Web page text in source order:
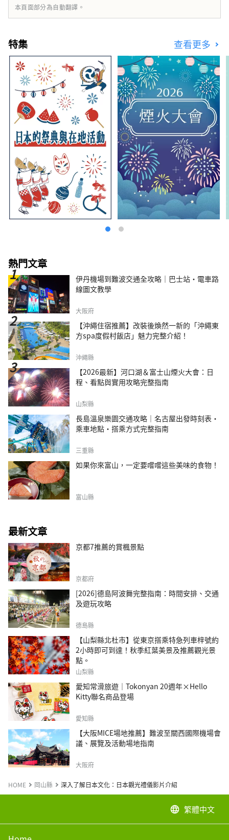
本頁面部分為自動翻譯。
特集 查看更多
熱門文章
伊丹機場到難波交通全攻略｜巴士站・電車路
線圖文教學
大阪府
【沖繩住宿推薦】改裝後煥然一新的「沖繩東
方spa度假村飯店」魅力完整介紹！
沖繩縣
【2026最新】河口湖＆富士山煙火大會：日
程、看點與實用攻略完整指南
山梨縣
長島溫泉樂園交通攻略｜名古屋出發時刻表・
乘車地點・搭乘方式完整指南
三重縣
如果你來富山，一定要嚐嚐這些美味的食物！
富山縣
最新文章
京都7推薦的賞楓景點
京都府
[2026]德島阿波舞完整指南：時間安排、交通
及遊玩攻略
德島縣
【山梨縣北杜市】從東京搭乘特急列車梓號約
2小時即可到達！秋季紅葉美景及推薦觀光景
點。
山梨縣
愛知常滑旅遊｜Tokonyan 20週年×Hello
Kitty聯名商品登場
愛知縣
【大阪MICE場地推薦】難波至關西國際機場會
議、展覽及活動場地指南
大阪府
HOME 岡山縣 深入了解日本文化：日本觀光禮儀影片介紹
language 繁體中文